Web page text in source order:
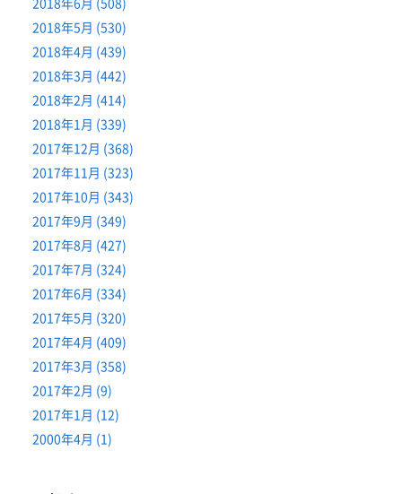
2018年5月 (530)
2018年4月 (439)
2018年3月 (442)
2018年2月 (414)
2018年1月 (339)
2017年12月 (368)
2017年11月 (323)
2017年10月 (343)
2017年9月 (349)
2017年8月 (427)
2017年7月 (324)
2017年6月 (334)
2017年5月 (320)
2017年4月 (409)
2017年3月 (358)
2017年2月 (9)
2017年1月 (12)
2000年4月 (1)